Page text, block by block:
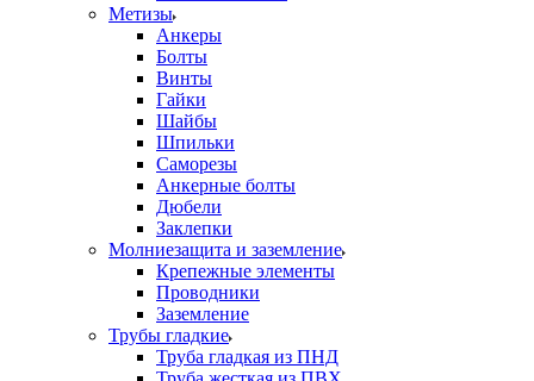
Метизы
Анкеры
Болты
Винты
Гайки
Шайбы
Шпильки
Саморезы
Анкерные болты
Дюбели
Заклепки
Молниезащита и заземление
Крепежные элементы
Проводники
Заземление
Трубы гладкие
Труба гладкая из ПНД